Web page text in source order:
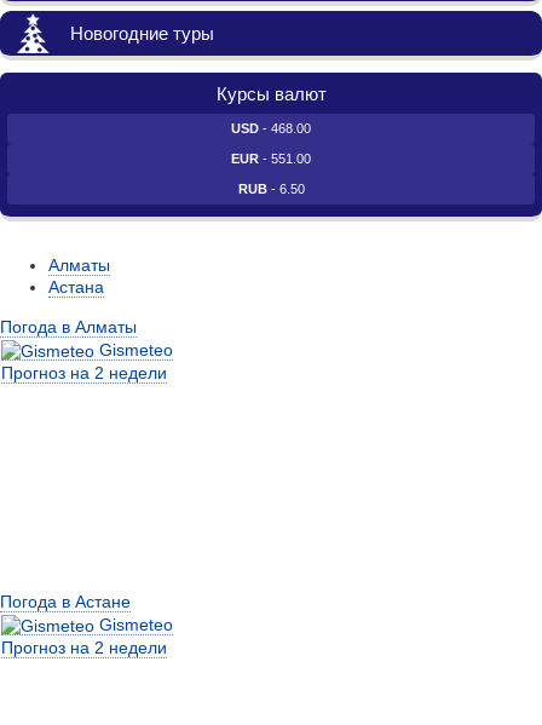
Новогодние туры
Курсы валют
USD - 468.00
EUR - 551.00
RUB- 6.50
Алматы
Астана
Погода в Алматы
Gismeteo
Прогноз на 2 недели
Погода в Астане
Gismeteo
Прогноз на 2 недели